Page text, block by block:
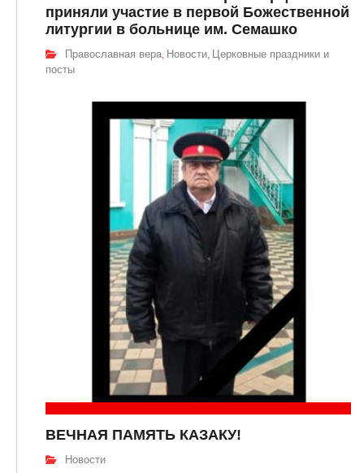
приняли участие в первой Божественной
литургии в больнице им. Семашко
Православная вера, Новости, Церковные праздники и
посты
ВЕЧНАЯ ПАМЯТЬ КАЗАКУ!
Новости